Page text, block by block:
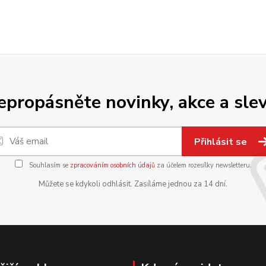
novinky, akce a
Přihlásit se
Souhlasím se zpracováním osobních údajůza účelem rozesílky newsletteru.
Můžete se kdykoli odhlásit. Zasíláme jednou za 14 dní.